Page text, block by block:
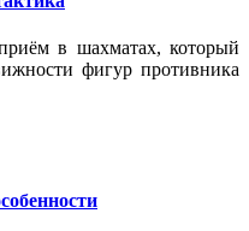
в шахматах, который
фигур противника